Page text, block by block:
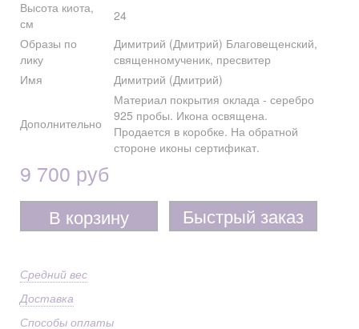
Высота киота,
см
24
Образы по
лику
Димитрий (Дмитрий) Благовещенский,
священномученик, пресвитер
Имя
Димитрий (Дмитрий)
Дополнительно
Материал покрытия оклада - серебро
925 пробы. Икона освящена.
Продается в коробке. На обратной
стороне иконы сертификат.
9 700 руб
В корзину Быстрый заказ
Средний вес
Доставка
Способы оплаты